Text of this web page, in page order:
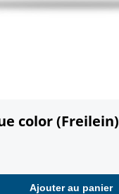
color (Freilein)
Ajouter au panier